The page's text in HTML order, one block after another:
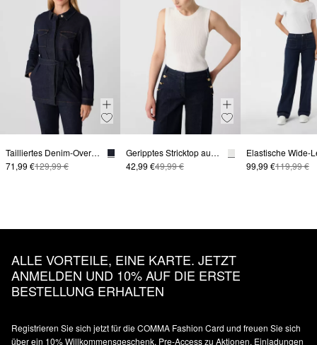
Tailliertes Denim-Overshirt mit Gürtel
71,99 €129,99 €
Geripptes Stricktop aus Viskosemix im Slim Fit
42,99 €49,99 € 99,99 €119,99 €
ALLE VORTEILE, EINE KARTE. JETZT
ANMELDEN UND 10% AUF DIE ERSTE
BESTELLUNG ERHALTEN
Registrieren Sie sich jetzt für die COMMA Fashion Card und freuen Sie sich
über ein 10% Willkommensgeschenk, Pre-Access zu Aktionen, Einladungen